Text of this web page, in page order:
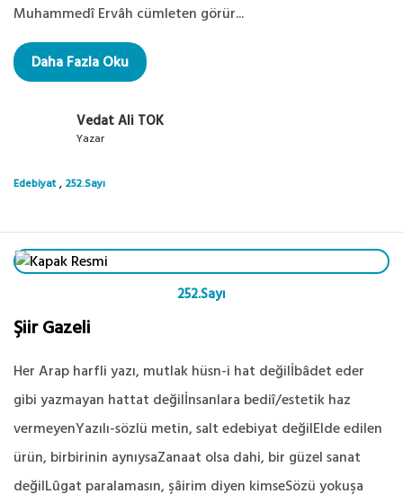
Muhammedî Ervâh cümleten görür...
Daha Fazla Oku
Vedat Ali TOK
Yazar
Edebiyat , 252.Sayı
252.Sayı
Şiir Gazeli
Her Arap harfli yazı, mutlak hüsn-i hat değilİbâdet eder
gibi yazmayan hattat değilİnsanlara bediî/estetik haz
vermeyenYazılı-sözlü metin, salt edebiyat değilElde edilen
ürün, birbirinin aynıysaZanaat olsa dahi, bir güzel sanat
değilLûgat paralamasın, şâirim diyen kimseSözü yokuşa